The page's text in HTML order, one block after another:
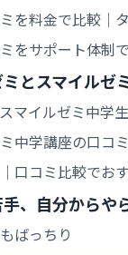
を料金で比較｜
をサポート体制
とスマイルゼ
マイルゼミ中
中学講座の口コ
口コミ比較でお
、自分からや
ばっちり